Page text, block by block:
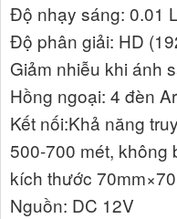
Độ nhạy sáng: 0.01
Độ phân giải: HD
Giảm nhiễu khi ánh
Hồng ngoại: 4 đèn
Kết nối:Khả năng
500-700 mét, không
kích thước
Nguồn: DC 12V